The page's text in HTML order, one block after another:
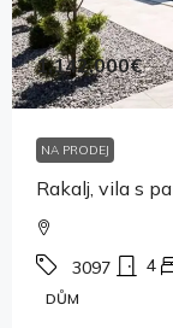
1,142,000€
NA PRODEJ
Rakalj, vila s
3097 4
DŮM